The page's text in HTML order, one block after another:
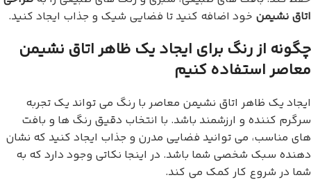
اتاق نشیمن خود اضافه کنید تا فضایی شیک و جذاب ایجاد کنید.
چگونه از رنگ برای ایجاد یک ظاهر اتاق نشیمن
معاصر استفاده کنیم
ایجاد یک ظاهر اتاق نشیمن معاصر با رنگ می تواند یک تجربه
سرگرم کننده و ارزشمند باشد. با انتخاب دقیق رنگ ها و بافت
های مناسب، می توانید فضایی مدرن و جذاب ایجاد کنید که نشان
دهنده سبک شخصی شما باشد. در اینجا نکاتی وجود دارد که به
شما در شروع کار کمک می کند.